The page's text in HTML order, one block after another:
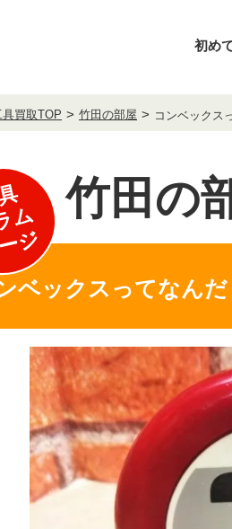
初め
具買取TOP 竹田の部屋 コンベックス
ム
ジ
竹田の
ベックスってなんだ